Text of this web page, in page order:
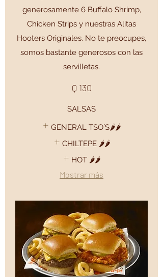
generosamente 6 Buffalo Shrimp,
Chicken Strips y nuestras Alitas
Hooters Originales. No te preocupes,
somos bastante generosos con las
servilletas.
Q 130
SALSAS
GENERAL TSO´S🌶️🌶️
CHILTEPE 🌶️🌶️
HOT 🌶️🌶️
Mostrar más